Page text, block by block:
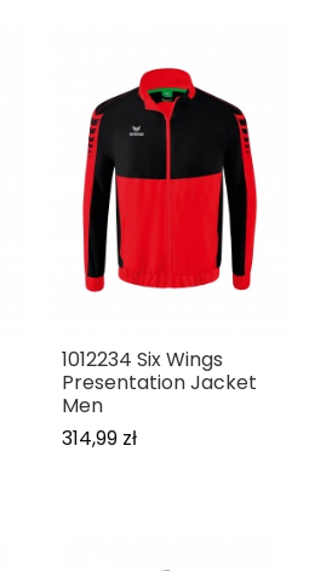
1012234 Six Wings
Presentation Jacket
Men
314,99 zł